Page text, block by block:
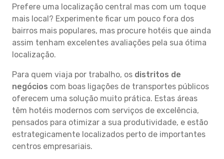
Prefere uma localização central mas com um toque
mais local? Experimente ficar um pouco fora dos
bairros mais populares, mas procure hotéis que ainda
assim tenham excelentes avaliações pela sua ótima
localização.
Para quem viaja por trabalho, os distritos de
negócios com boas ligações de transportes públicos
oferecem uma solução muito prática. Estas áreas
têm hotéis modernos com serviços de excelência,
pensados para otimizar a sua produtividade, e estão
estrategicamente localizados perto de importantes
centros empresariais.